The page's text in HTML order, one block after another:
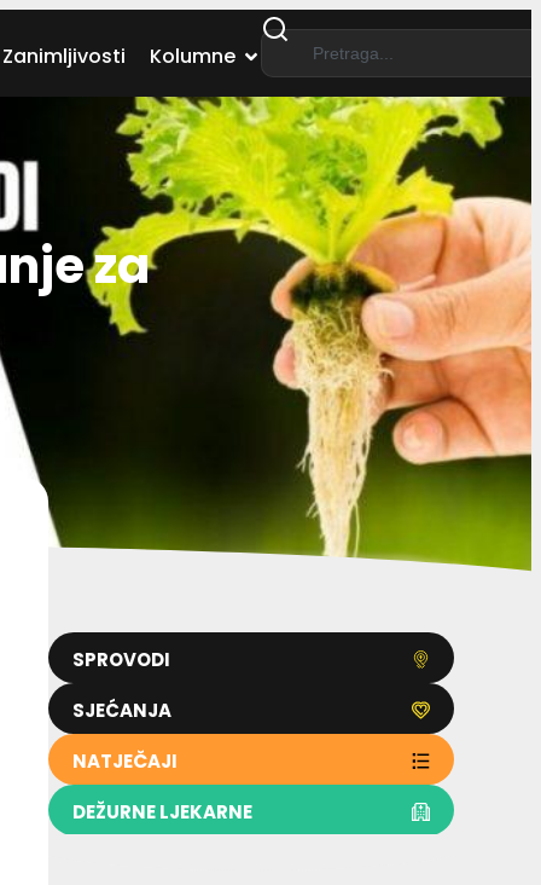
Zanimljivosti Kolumne
za
SPROVODI
SJEĆANJA
NATJEČAJI
DEŽURNE LJEKARNE